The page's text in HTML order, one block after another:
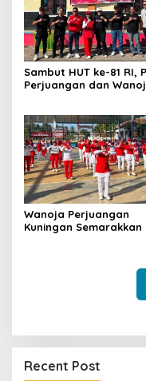
Sambut HUT ke-81 RI,
Perjuangan dan
Karang Taruna
Wanoja Perjuangan
Kuningan Semarakkan
Recent Post